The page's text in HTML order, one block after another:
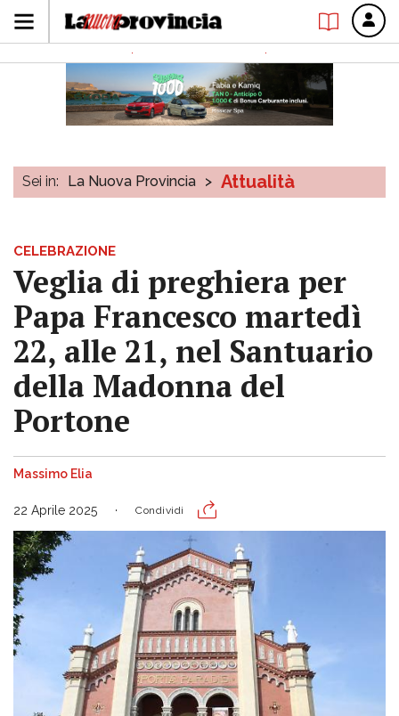
Sei in: La Nuova Provincia > Attualità
CELEBRAZIONE
Veglia di preghiera per
Papa Francesco martedì
22, alle 21, nel Santuario
della Madonna del
Portone
Massimo Elia
22 Aprile 2025 Condividi